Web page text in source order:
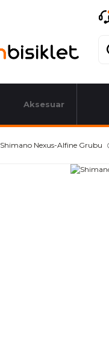
Aksesuar
Shimano Nexus-Alfine Grubu